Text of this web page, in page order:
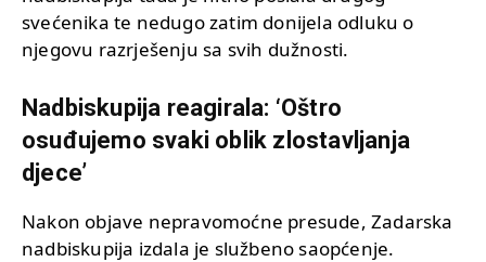
svećenika te nedugo zatim donijela odluku o
njegovu razrješenju sa svih dužnosti.
Nadbiskupija reagirala: ‘Oštro
osuđujemo svaki oblik zlostavljanja
djece’
Nakon objave nepravomoćne presude, Zadarska
nadbiskupija izdala je službeno saopćenje.